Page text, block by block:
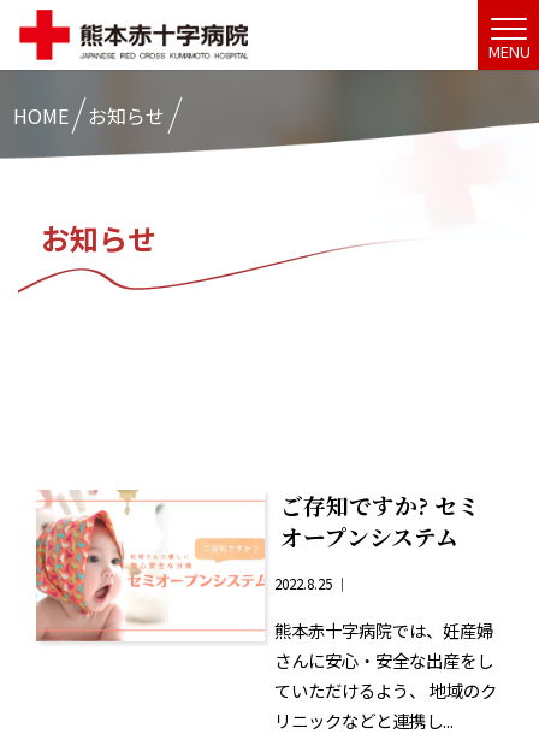
MENU
HOME お知らせ
お知らせ
ご存知ですか? セミ
オープンシステム
2022.8.25 ｜
熊本赤十字病院では、妊産婦
さんに安心・安全な出産をし
ていただけるよう、 地域のク
リニックなどと連携し...